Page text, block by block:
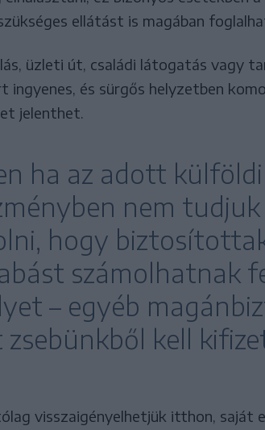
ellátást is magában
üzleti út, családi látogatás vagy
ingyenes, és sürgős helyzetben
jelenthet.
ha az adott
nem
hogy
számolhatnak
– egyéb
zsebünkből kell
visszaigényelhetjük itthon, saját